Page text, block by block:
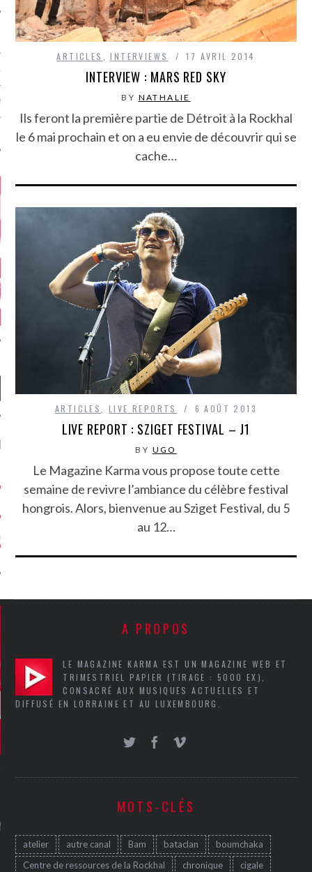
CRITIQUES
7.6
DUDE’S REV...
5.4
CLAN – A BE...
– HEL...
ANNIVERSAIRE
ARTICLES ,INTERVIEWS 17 AVRIL 2014
INTERVIEW : MARS RED SKY
BY NATHALIE
Ils feront la première partie de Détroit à la Rockhal
le 6 mai prochain et on a eu envie de découvrir qui se
cache…
ARTICLES, LIVE REPORTS 6 AOÛT 2013
LIVE REPORT : SZIGET FESTIVAL – J1
BY UGO
Le Magazine Karma vous propose toute cette
semaine de revivre l’ambiance du célèbre festival
hongrois. Alors, bienvenue au Sziget Festival, du 5
au 12…
A PROPOS
LE MAGAZINE KARMA EST UN MAGAZINE WEB ET
TRIMESTRIEL PAPIER (TIRAGE : 5000 EX),
CONSACRÉ AUX MUSIQUES ACTUELLES ET
DIFFUSÉ EN LORRAINE ET AU LUXEMBOURG.
MOTS-CLÉS
atelier autre canal Bam bataclan
boumchaka
Centre de ressources de la Rockhal
chronique
cigale